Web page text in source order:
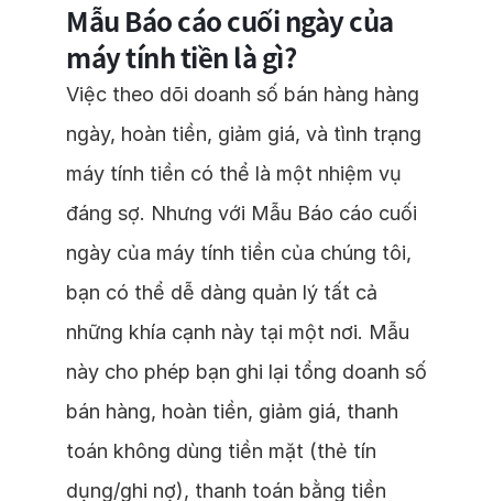
Mẫu Báo cáo cuối ngày của
máy tính tiền là gì?
Việc theo dõi doanh số bán hàng hàng
ngày, hoàn tiền, giảm giá, và tình trạng
máy tính tiền có thể là một nhiệm vụ
đáng sợ. Nhưng với Mẫu Báo cáo cuối
ngày của máy tính tiền của chúng tôi,
bạn có thể dễ dàng quản lý tất cả
những khía cạnh này tại một nơi. Mẫu
này cho phép bạn ghi lại tổng doanh số
bán hàng, hoàn tiền, giảm giá, thanh
toán không dùng tiền mặt (thẻ tín
dụng/ghi nợ), thanh toán bằng tiền